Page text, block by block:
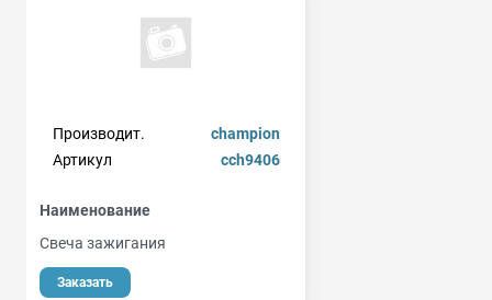
Производит.
champion
Артикул
cch9406
Наименование
Свеча зажигания
Заказать